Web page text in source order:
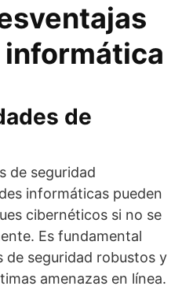
informática
de
de seguridad
informáticas pueden
cibernéticos si no se
Es fundamental
seguridad robustos y
amenazas en línea.